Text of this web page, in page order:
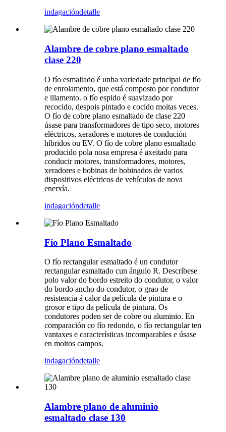
indagacióndetalle
Alambre de cobre plano esmaltado
clase 220
O fío esmaltado é unha variedade principal de fío
de enrolamento, que está composto por condutor
e illamento. o fío espido é suavizado por
recocido, despois pintado e cocido moitas veces.
O fío de cobre plano esmaltado de clase 220
úsase para transformadores de tipo seco, motores
eléctricos, xeradores e motores de condución
híbridos ou EV. O fío de cobre plano esmaltado
producido pola nosa empresa é axeitado para
conducir motores, transformadores, motores,
xeradores e bobinas de bobinados de varios
dispositivos eléctricos de vehículos de nova
enerxía.
indagacióndetalle
Fío Plano Esmaltado
O fío rectangular esmaltado é un condutor
rectangular esmaltado cun ángulo R. Descríbese
polo valor do bordo estreito do condutor, o valor
do bordo ancho do condutor, o grao de
resistencia á calor da película de pintura e o
grosor e tipo da película de pintura. Os
condutores poden ser de cobre ou aluminio. En
comparación co fío redondo, o fío rectangular ten
vantaxes e características incomparables e úsase
en moitos campos.
indagacióndetalle
Alambre plano de aluminio
esmaltado clase 130